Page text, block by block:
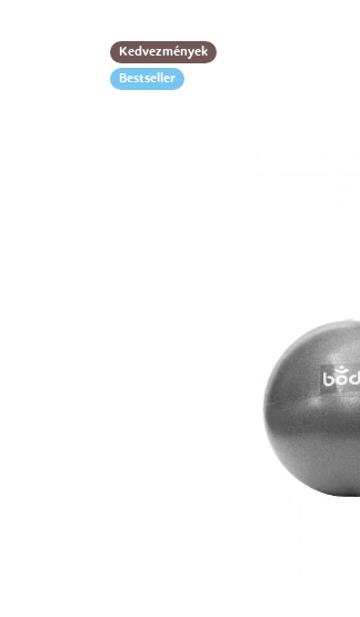
Kedvezmények
Bestseller